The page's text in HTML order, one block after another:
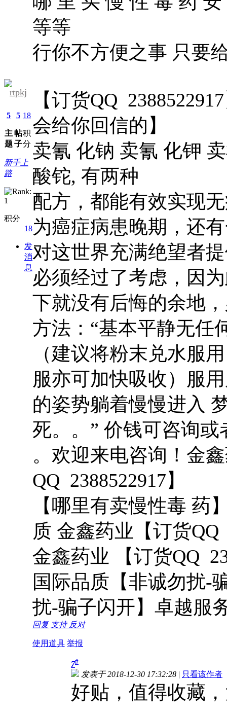
rtpkj
5
主
题
5
帖
子
18
积
分
新手上
路
积分
18
发
消
息
等等
行你不方便之事 只要
【订货QQ
会给你回信的】
卖氰 化钠 卖氰 化钾
酸铊, 有两种
配方，都能有效实现
为癌症病患晚期，还
对这世界充满绝望者
必须经过了考虑，因
下就没有后悔的余地
方法：“基本平静无任
（建议将粉末兑水服
服亦可加快吸收）服
的姿势躺着慢慢进入
死。。” 价钱可咨询或
。欢迎来电咨询！金
QQ 2388522917】
【哪里有卖慢性毒 药
质 金鑫药业【订货
金鑫药业 【订货QQ
国际品质【非诚勿扰-
扰-骗子闪开】卓越服
回复 支持 反对
使用道具 举报
7#
发表于 2018-12-30 17:32:28 | 只看该作者
好贴，值得收藏